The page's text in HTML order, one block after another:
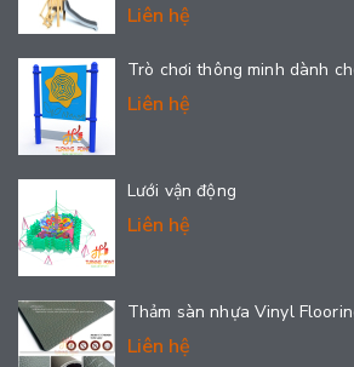
Liên hệ
Trò chơi thông minh dành
Liên hệ
Lưới vận động
Liên hệ
Thảm sàn nhựa Vinyl
Liên hệ